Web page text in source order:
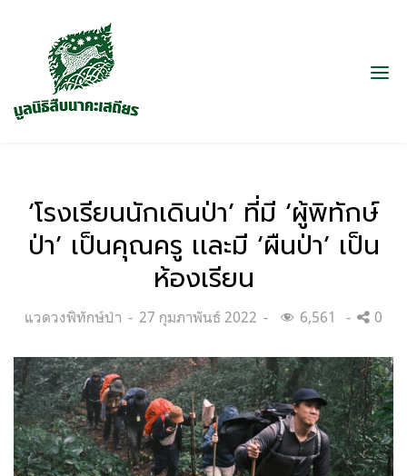
‘โรงเรียนนักเดินป่า’ ที่มี ‘ผู้พิทักษ์
ป่า’ เป็นคุณครู เเละมี ‘ผืนป่า’ เป็น
ห้องเรียน
Categories:
แวดวงพิทักษ์ป่า
Posted
27 กุมภาพันธ์ 2022 6,561 0